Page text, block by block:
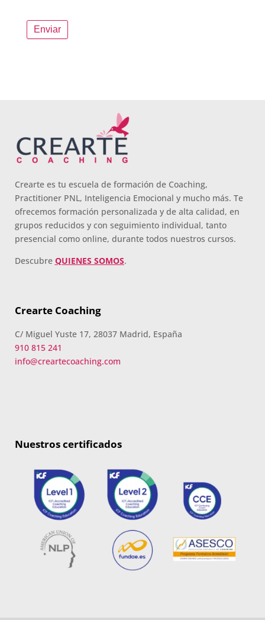
Crearte es tu escuela de formación de Coaching,
Practitioner PNL, Inteligencia Emocional y mucho más. Te
ofrecemos formación personalizada y de alta calidad, en
grupos reducidos y con seguimiento individual, tanto
presencial como online, durante todos nuestros cursos.
Descubre QUIENES SOMOS.
Crearte Coaching
C/ Miguel Yuste 17, 28037 Madrid, España
910 815 241
info@creartecoaching.com
Nuestros certificados